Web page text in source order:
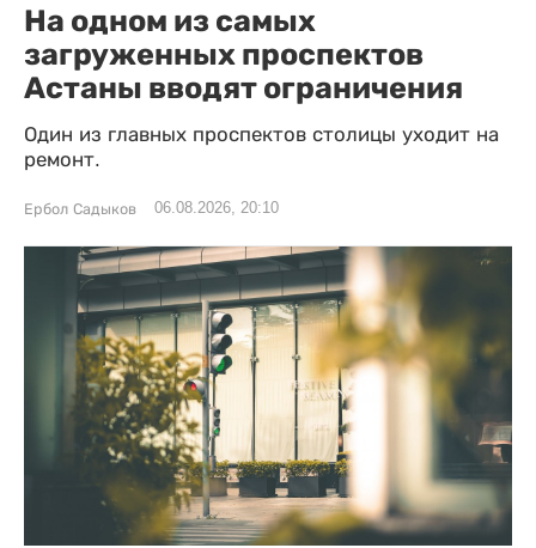
На одном из самых
загруженных проспектов
Астаны вводят ограничения
Один из главных проспектов столицы уходит на
ремонт.
Ербол Садыков 06.08.2026, 20:10